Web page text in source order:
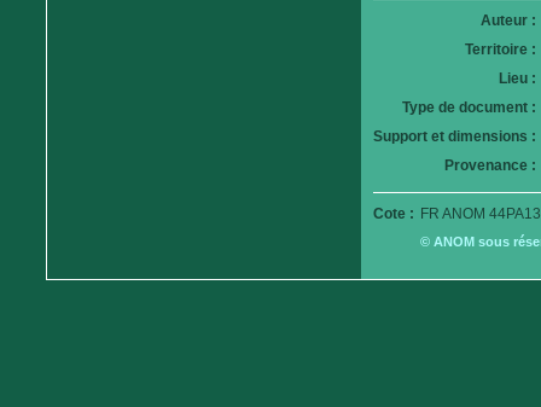
Auteur :
Territoire :
Lieu :
Type de document :
Support et dimensions :
Provenance :
Cote : FR ANOM
© ANOM sous